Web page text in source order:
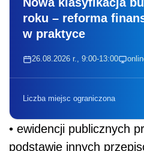
roku – reforma
w praktyce
26.08.2026 r., 9:00-13:00
Liczba miejsc ograniczona
• ewidencji publicznych
podstawie innych